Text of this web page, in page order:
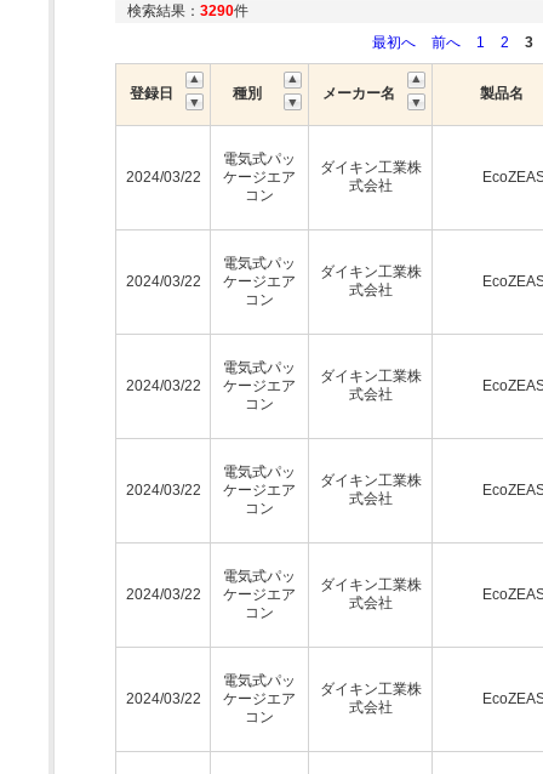
検索結果： 3290件
最初へ
前へ 1 2 3
登録日 種別 メーカー名 製品名
2024/03/22
電気式パッ
ケージエア
コン
ダイキン工業株
式会社
2024/03/22
電気式パッ
ケージエア
コン
ダイキン工業株
式会社
2024/03/22
電気式パッ
ケージエア
コン
ダイキン工業株
式会社
2024/03/22
電気式パッ
ケージエア
コン
ダイキン工業株
式会社
2024/03/22
電気式パッ
ケージエア
コン
ダイキン工業株
式会社
2024/03/22
電気式パッ
ケージエア
コン
ダイキン工業株
式会社